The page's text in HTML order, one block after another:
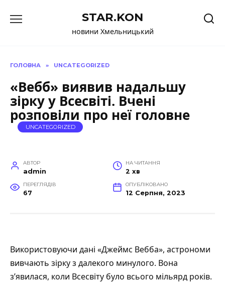
до
STAR.KON
новини Хмельницький
ГОЛОВНА » UNCATEGORIZED
«Вебб» виявив надальшу
зірку у Всесвіті. Вчені
розповіли про неї головне
UNCATEGORIZED
АВТОР
admin
НА ЧИТАННЯ
2 хв
ПЕРЕГЛЯДІВ
67
ОПУБЛІКОВАНО
12 Серпня, 2023
Використовуючи дані «Джеймс Вебба», астрономи
вивчають зірку з далекого минулого. Вона
з’явилася, коли Всесвіту було всього мільярд років.